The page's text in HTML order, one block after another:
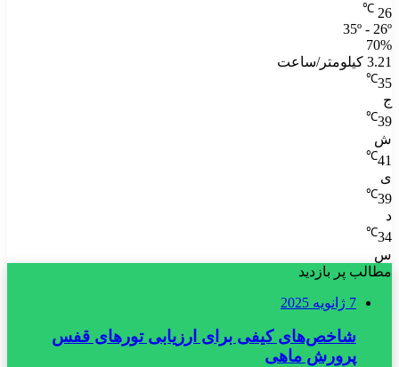
26
℃
35º - 26º
70%
3.21 کیلومتر/ساعت
35
℃
ج
39
℃
ش
41
℃
ی
39
℃
د
34
℃
س
مطالب پر بازدید
7 ژانویه 2025
شاخص‌های کیفی برای ارزیابی تورهای قفس
پرورش ماهی